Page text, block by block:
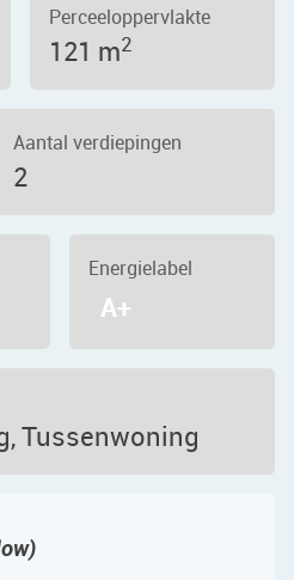
Perceeloppervlakte
121 m2
Aantal verdiepingen
2
Energielabel
A+
Tussenwoning